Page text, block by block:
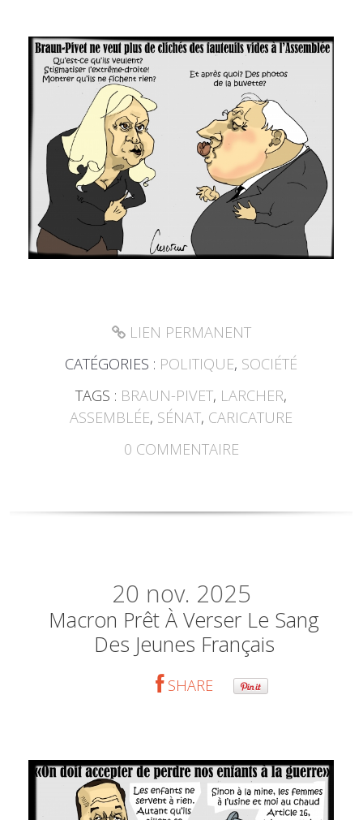
LIEN PERMANENT
CATÉGORIES : POLITIQUE, SOCIÉTÉ
TAGS : BRAUN-PIVET, LARCHER,
ASSEMBLÉE, SÉNAT, CARICATURE
0 COMMENTAIRE
20 nov. 2025
Macron Prêt À Verser Le Sang
Des Jeunes Français
SHARE